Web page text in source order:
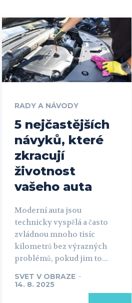
RADY A NÁVODY
5 nejčastějších
návyků, které
zkracují
životnost
vašeho auta
Moderní auta jsou
technicky vyspělá a často
zvládnou mnoho tisíc
kilometrů bez výrazných
problémů, pokud jim to...
SVET V OBRAZE -
14. 8. 2025